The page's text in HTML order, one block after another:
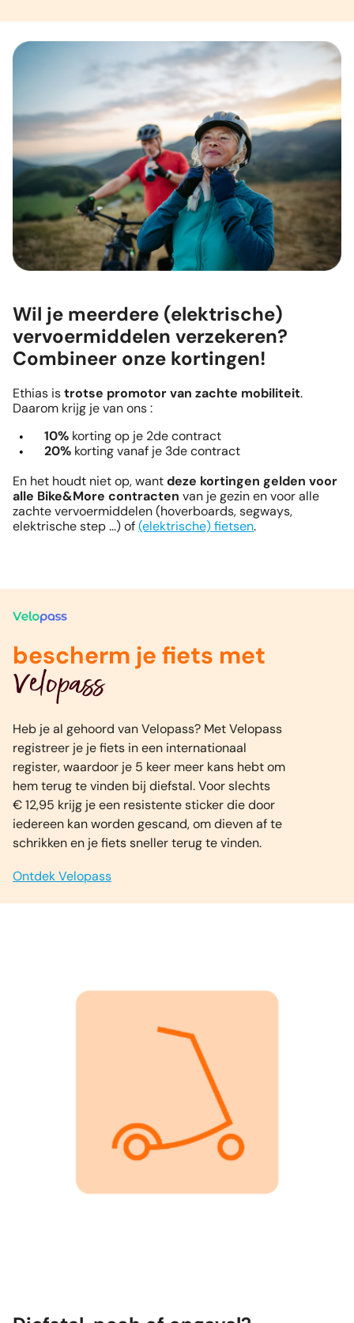
Wil je meerdere (elektrische)
vervoermiddelen verzekeren?
Combineer onze kortingen!
Ethias istrotse promotor van zachte mobiliteit.
Daarom krijg je van ons :
10% korting op je 2de contract
20% korting vanaf je 3de contract
En het houdt niet op, wantdeze kortingen gelden voor
alle Bike&More contracten van je gezin en voor alle
zachte vervoermiddelen (hoverboards, segways,
elektrische step ...) of(elektrische) fietsen.
bescherm je fiets met
Velopass
Heb je al gehoord van Velopass? Met Velopass
registreer je je fiets in een internationaal
register, waardoor je 5 keer meer kans hebt om
hem terug te vinden bij diefstal. Voor slechts
€ 12,95 krijg je een resistente sticker die door
iedereen kan worden gescand, om dieven af te
schrikken en je fiets sneller terug te vinden.
Ontdek Velopass